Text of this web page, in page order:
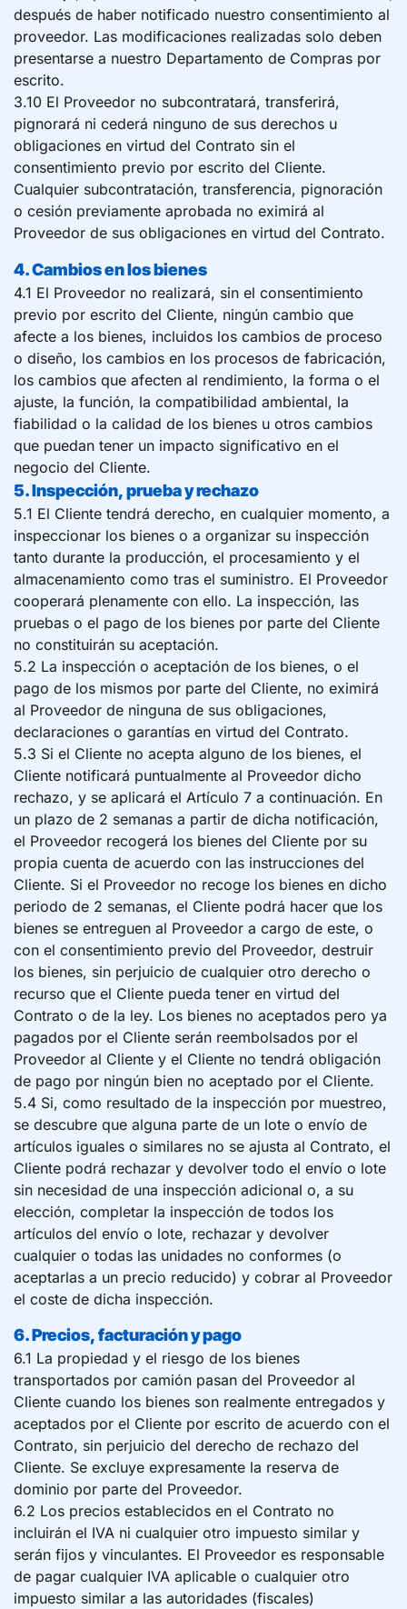
después de haber notificado nuestro consentimiento al
proveedor. Las modificaciones realizadas solo deben
presentarse a nuestro Departamento de Compras por
escrito.
3.10 El Proveedor no subcontratará, transferirá,
pignorará ni cederá ninguno de sus derechos u
obligaciones en virtud del Contrato sin el
consentimiento previo por escrito del Cliente.
Cualquier subcontratación, transferencia, pignoración
o cesión previamente aprobada no eximirá al
Proveedor de sus obligaciones en virtud del Contrato.
4. Cambios en los bienes
4.1 El Proveedor no realizará, sin el consentimiento
previo por escrito del Cliente, ningún cambio que
afecte a los bienes, incluidos los cambios de proceso
o diseño, los cambios en los procesos de fabricación,
los cambios que afecten al rendimiento, la forma o el
ajuste, la función, la compatibilidad ambiental, la
fiabilidad o la calidad de los bienes u otros cambios
que puedan tener un impacto significativo en el
negocio del Cliente.
5. Inspección, prueba y rechazo
5.1 El Cliente tendrá derecho, en cualquier momento, a
inspeccionar los bienes o a organizar su inspección
tanto durante la producción, el procesamiento y el
almacenamiento como tras el suministro. El Proveedor
cooperará plenamente con ello. La inspección, las
pruebas o el pago de los bienes por parte del Cliente
no constituirán su aceptación.
5.2 La inspección o aceptación de los bienes, o el
pago de los mismos por parte del Cliente, no eximirá
al Proveedor de ninguna de sus obligaciones,
declaraciones o garantías en virtud del Contrato.
5.3 Si el Cliente no acepta alguno de los bienes, el
Cliente notificará puntualmente al Proveedor dicho
rechazo, y se aplicará el Artículo 7 a continuación. En
un plazo de 2 semanas a partir de dicha notificación,
el Proveedor recogerá los bienes del Cliente por su
propia cuenta de acuerdo con las instrucciones del
Cliente. Si el Proveedor no recoge los bienes en dicho
periodo de 2 semanas, el Cliente podrá hacer que los
bienes se entreguen al Proveedor a cargo de este, o
con el consentimiento previo del Proveedor, destruir
los bienes, sin perjuicio de cualquier otro derecho o
recurso que el Cliente pueda tener en virtud del
Contrato o de la ley. Los bienes no aceptados pero ya
pagados por el Cliente serán reembolsados por el
Proveedor al Cliente y el Cliente no tendrá obligación
de pago por ningún bien no aceptado por el Cliente.
5.4 Si, como resultado de la inspección por muestreo,
se descubre que alguna parte de un lote o envío de
artículos iguales o similares no se ajusta al Contrato, el
Cliente podrá rechazar y devolver todo el envío o lote
sin necesidad de una inspección adicional o, a su
elección, completar la inspección de todos los
artículos del envío o lote, rechazar y devolver
cualquier o todas las unidades no conformes (o
aceptarlas a un precio reducido) y cobrar al Proveedor
el coste de dicha inspección.
6. Precios, facturación y pago
6.1 La propiedad y el riesgo de los bienes
transportados por camión pasan del Proveedor al
Cliente cuando los bienes son realmente entregados y
aceptados por el Cliente por escrito de acuerdo con el
Contrato, sin perjuicio del derecho de rechazo del
Cliente. Se excluye expresamente la reserva de
dominio por parte del Proveedor.
6.2 Los precios establecidos en el Contrato no
incluirán el IVA ni cualquier otro impuesto similar y
serán fijos y vinculantes. El Proveedor es responsable
de pagar cualquier IVA aplicable o cualquier otro
impuesto similar a las autoridades (fiscales)